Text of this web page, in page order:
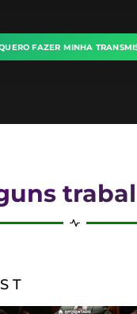
FAZER MINHA
T